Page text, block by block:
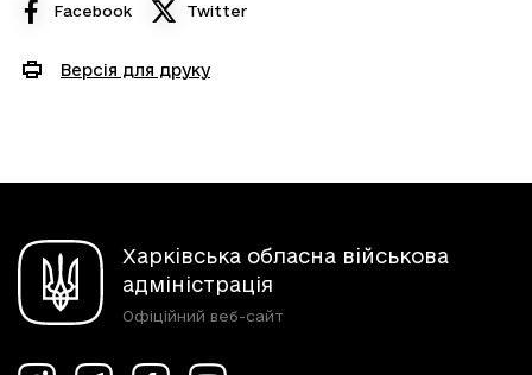
Facebook Twitter
Версія для друку
Харківська обласна військова
адміністрація
Офіційний веб-сайт